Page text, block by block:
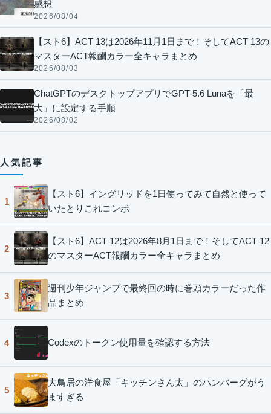
感想
2026/08/04
【スト6】ACT 13は2026年11月1日まで！そしてACT 13の
マスターACT報酬カラー全キャラまとめ
2026/08/03
ChatGPTのデスクトップアプリでGPT-5.6 Lunaを「最
大」に設定する手順
2026/08/02
人気記事
1
【スト6】イングリッドを1日使ってみて自然と使って
いたとりこれコンボ
2
【スト6】ACT 12は2026年8月1日まで！そしてACT 12
のマスターACT報酬カラー全キャラまとめ
3
週刊少年ジャンプで最終回の時に巻頭カラーだった作
品まとめ
4 Codexのトークン使用量を確認する方法
5
大鳥居の洋食屋「キッチンさん太」のハンバーグがう
ますぎる